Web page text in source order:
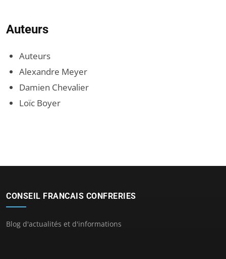
Auteurs
Auteurs
Alexandre Meyer
Damien Chevalier
Loïc Boyer
CONSEIL FRANCAIS CONFRERIES
Blog d'actualités et d'informations